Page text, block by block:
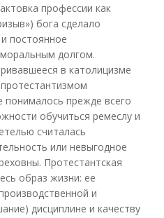
профессии как
бога сделало
постоянное
долгом.
в католицизме
прежде всего
обучиться ремеслу и
считалась
или невыгодное
Протестантская
образ жизни: ее
и
дисциплине и качеству